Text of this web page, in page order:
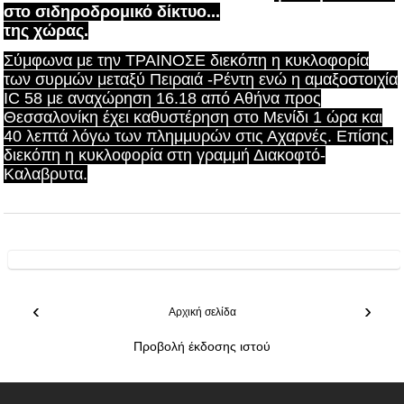
στο σιδηροδρομικό δίκτυο...
της χώρας.
Σύμφωνα με την ΤΡΑΙΝΟΣΕ διεκόπη η κυκλοφορία
των συρμών μεταξύ Πειραιά -Ρέντη ενώ η αμαξοστοιχία
IC 58 με αναχώρηση 16.18 από Αθήνα προς
Θεσσαλονίκη έχει καθυστέρηση στο Μενίδι 1 ώρα και
40 λεπτά λόγω των πλημμυρών στις Αχαρνές. Επίσης,
διεκόπη η κυκλοφορία στη γραμμή Διακοφτό-
Καλαβρυτα.
‹ ›
Αρχική σελίδα
Προβολή έκδοσης ιστού